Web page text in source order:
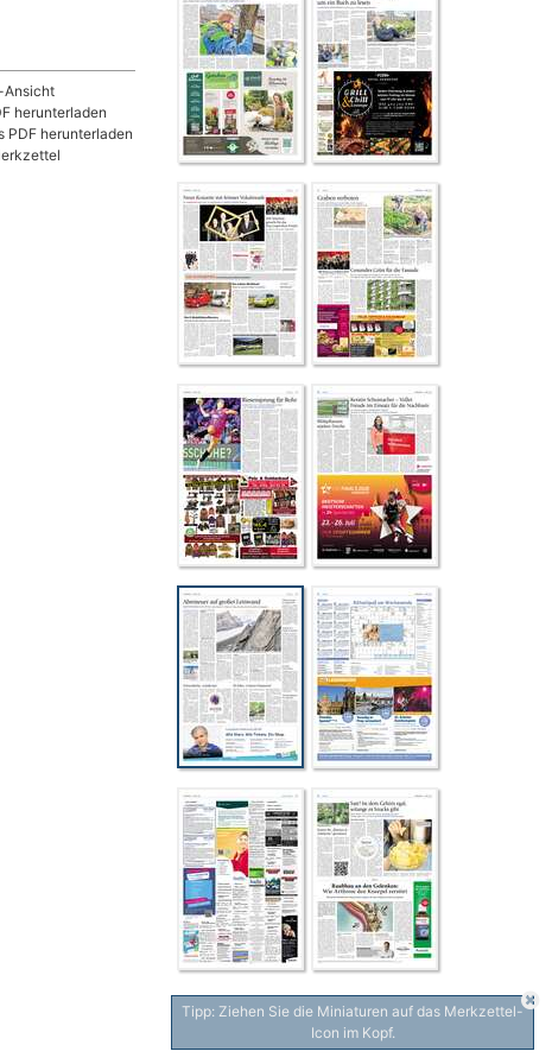
Ansicht
herunterladen
PDF herunterladen
Tipp: Ziehen Sie die Miniaturen auf das Merkzettel-
Icon im Kopf.